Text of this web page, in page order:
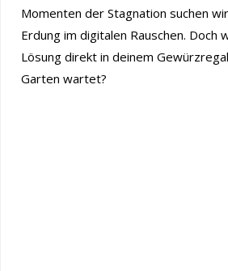
Momenten der Stagnation suchen
Erdung im digitalen Rauschen. Doch
Lösung direkt in deinem
Garten wartet?